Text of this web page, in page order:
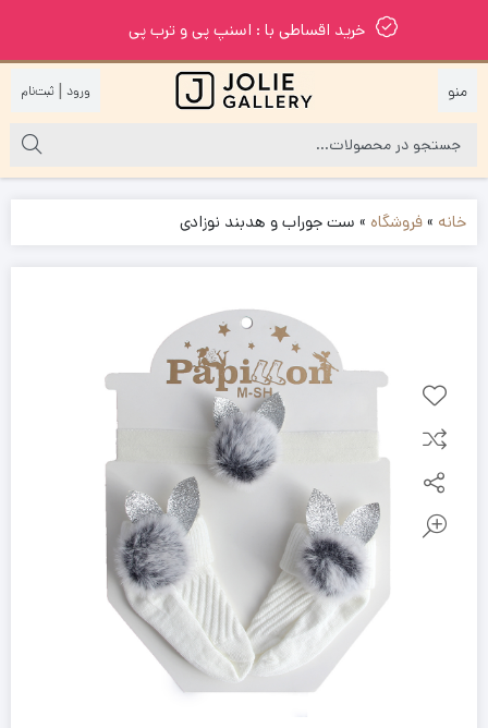
خرید اقساطی با : اسنپ پی و ترب پی
|
خانه »فروشگاه » ست جوراب و هدبند نوزادی